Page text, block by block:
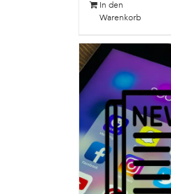
In den
Warenkorb